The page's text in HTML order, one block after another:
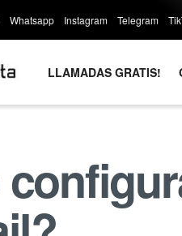
Whatsapp Instagram Telegram
LLAMADAS GRATIS!